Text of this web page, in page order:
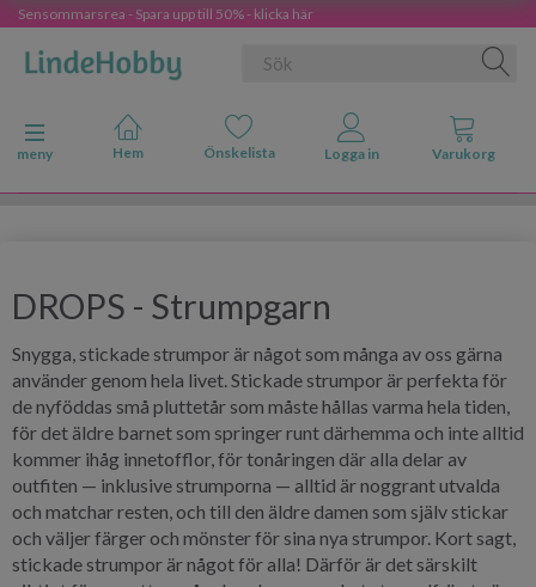
Sensommarsrea - Spara upp till 50% - klicka här
Ändra navigering
meny
DROPS - Strumpgarn
Snygga, stickade strumpor är något som många av oss gärna
använder genom hela livet. Stickade strumpor är perfekta för
de nyföddas små pluttetår som måste hållas varma hela tiden,
för det äldre barnet som springer runt därhemma och inte alltid
kommer ihåg innetofflor, för tonåringen där alla delar av
outfiten — inklusive strumporna — alltid är noggrant utvalda
och matchar resten, och till den äldre damen som själv stickar
och väljer färger och mönster för sina nya strumpor. Kort sagt,
stickade strumpor är något för alla! Därför är det särskilt